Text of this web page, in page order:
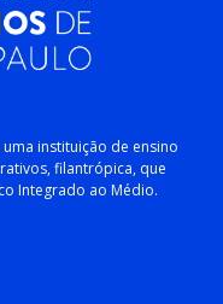
instituição de ensino
filantrópica, que
Integrado ao Médio.